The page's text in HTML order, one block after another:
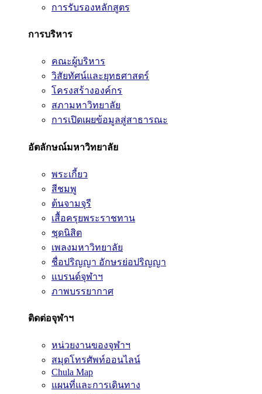
การรับรองหลักสูตร
การบริหาร
คณะผู้บริหาร
วิสัยทัศน์และยุทธศาสตร์
โครงสร้างองค์กร
สภามหาวิทยาลัย
การเปิดเผยข้อมูลสู่สาธารณะ
อัตลักษณ์มหาวิทยาลัย
พระเกี้ยว
สีชมพู
ต้นจามจุรี
เสื้อครุยพระราชทาน
ชุดนิสิต
เพลงมหาวิทยาลัย
ชื่อปริญญา อักษรย่อปริญญา
แบรนด์จุฬาฯ
ภาพบรรยากาศ
ติดต่อจุฬาฯ
หน่วยงานของจุฬาฯ
สมุดโทรศัพท์ออนไลน์
Chula Map
แผนที่และการเดินทาง